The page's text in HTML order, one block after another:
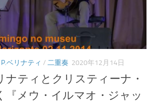
P.ベリナティ / 二重奏 2020年12月14日
ナティとクリスティーナ・
『メウ・イルマオ・ジャッ